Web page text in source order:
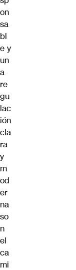
on
sa
bl
e y
un
a
re
gu
lac
ión
cla
ra
y
m
od
er
na
so
n
el
ca
mi